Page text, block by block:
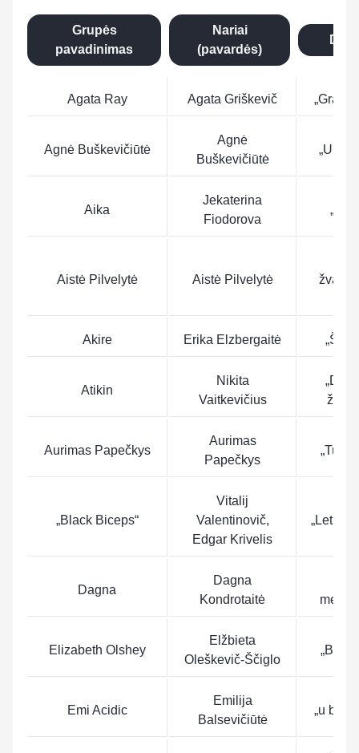
Grupės
pavadinimas
Nariai
(pavardės)
Agata Ray Agata Griškevič
Agnė Buškevičiūtė
Agnė
Buškevičiūtė
Aika
Jekaterina
Fiodorova
Aistė Pilvelytė Aistė Pilvelytė
Akire Erika Elzbergaitė
Atikin
Nikita
Vaitkevičius
Aurimas Papečkys
Aurimas
Papečkys
„Tu
„Black Biceps“
Vitalij
Valentinovič,
Edgar Krivelis
„Let me
Dagna
Dagna
Kondrotaitė
Elizabeth Olshey
Elžbieta
Oleškevič-Ščiglo
Emi Acidic
Emilija
Balsevičiūtė
„u